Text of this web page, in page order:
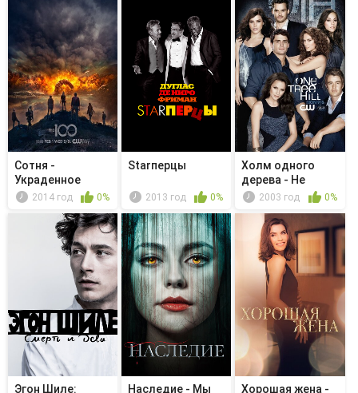
Сотня -
Украденное
пламя2014 год 0%
Starперцы
2013 год 0%
Холм одного
дерева - Не
воспринимай м...
2003 год 0%
Эгон Шиле: Наследие - Мы Хорошая жена -